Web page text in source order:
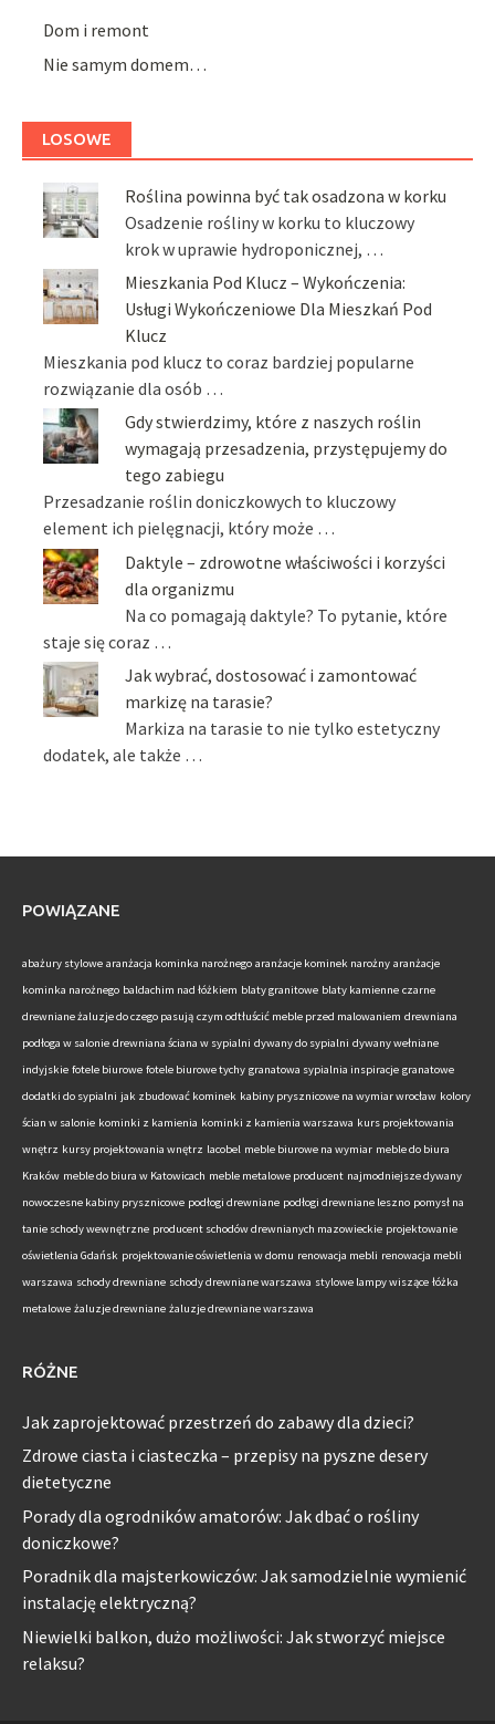
Dom i remont
Nie samym domem…
LOSOWE
Roślina powinna być tak osadzona w korku
Osadzenie rośliny w korku to kluczowy
krok w uprawie hydroponicznej, …
Mieszkania Pod Klucz – Wykończenia:
Usługi Wykończeniowe Dla Mieszkań Pod
Klucz
Mieszkania pod klucz to coraz bardziej popularne
rozwiązanie dla osób …
Gdy stwierdzimy, które z naszych roślin
wymagają przesadzenia, przystępujemy do
tego zabiegu
Przesadzanie roślin doniczkowych to kluczowy
element ich pielęgnacji, który może …
Daktyle – zdrowotne właściwości i korzyści
dla organizmu
Na co pomagają daktyle? To pytanie, które
staje się coraz …
Jak wybrać, dostosować i zamontować
markizę na tarasie?
Markiza na tarasie to nie tylko estetyczny
dodatek, ale także …
POWIĄZANE
abażury stylowe aranżacja kominka narożnego aranżacje kominek narożny aranżacje
kominka narożnego baldachim nad łóżkiem blaty granitowe blaty kamienne czarne
drewniane żaluzje do czego pasują czym odtłuścić meble przed malowaniem drewniana
podłoga w salonie drewniana ściana w sypialni dywany do sypialni dywany wełniane
indyjskie fotele biurowe fotele biurowe tychy granatowa sypialnia inspiracje granatowe
dodatki do sypialni jak zbudować kominek kabiny prysznicowe na wymiar wrocław kolory
ścian w salonie kominki z kamienia kominki z kamienia warszawa kurs projektowania
wnętrz kursy projektowania wnętrz lacobel meble biurowe na wymiar meble do biura
Kraków meble do biura w Katowicach meble metalowe producent najmodniejsze dywany
nowoczesne kabiny prysznicowe podłogi drewniane podłogi drewniane leszno pomysł na
tanie schody wewnętrzne producent schodów drewnianych mazowieckie projektowanie
oświetlenia Gdańsk projektowanie oświetlenia w domu renowacja mebli renowacja mebli
warszawa schody drewniane schody drewniane warszawa stylowe lampy wiszące łóżka
metalowe żaluzje drewniane żaluzje drewniane warszawa
RÓŻNE
Jak zaprojektować przestrzeń do zabawy dla dzieci?
Zdrowe ciasta i ciasteczka – przepisy na pyszne desery
dietetyczne
Porady dla ogrodników amatorów: Jak dbać o rośliny
doniczkowe?
Poradnik dla majsterkowiczów: Jak samodzielnie wymienić
instalację elektryczną?
Niewielki balkon, dużo możliwości: Jak stworzyć miejsce
relaksu?